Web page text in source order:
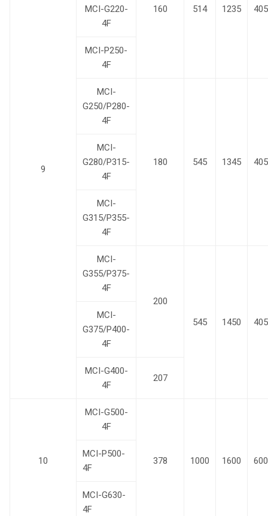
9
160 514 1235 405
MCI-G220-
4F
MCI-P250-
4F
MCI-
G250/P280-
4F
180 545 1345 405
MCI-
G280/P315-
4F
MCI-
G315/P355-
4F
MCI-
G355/P375-
4F
200
545
1450 405
MCI-
G375/P400-
4F
MCI-G400-
4F
207
10
MCI-G500-
4F
378 1000 1600 600
MCI-P500-
4F
MCI-G630-
4F